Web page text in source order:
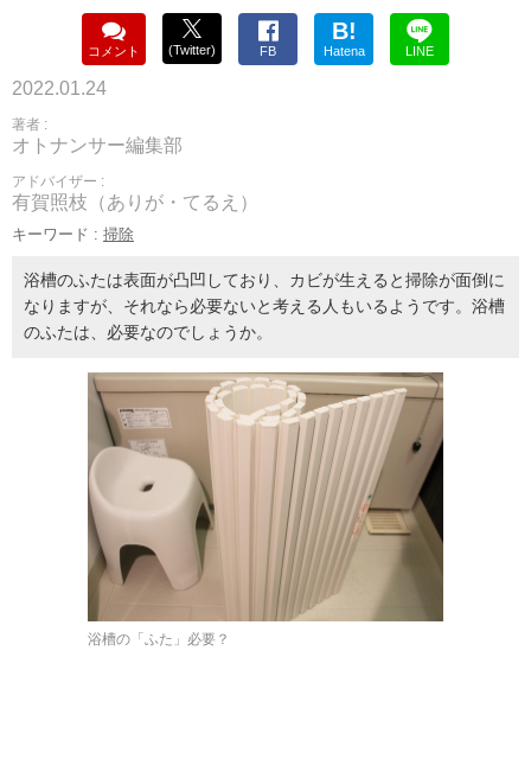
コメント (Twitter) FB
B!
Hatena LINE
2022.01.24
著者 :
オトナンサー編集部
アドバイザー :
有賀照枝（ありが・てるえ）
キーワード : 掃除
浴槽のふたは表面が凸凹しており、カビが生えると掃除が面倒に
なりますが、それなら必要ないと考える人もいるようです。浴槽
のふたは、必要なのでしょうか。
浴槽の「ふた」必要？